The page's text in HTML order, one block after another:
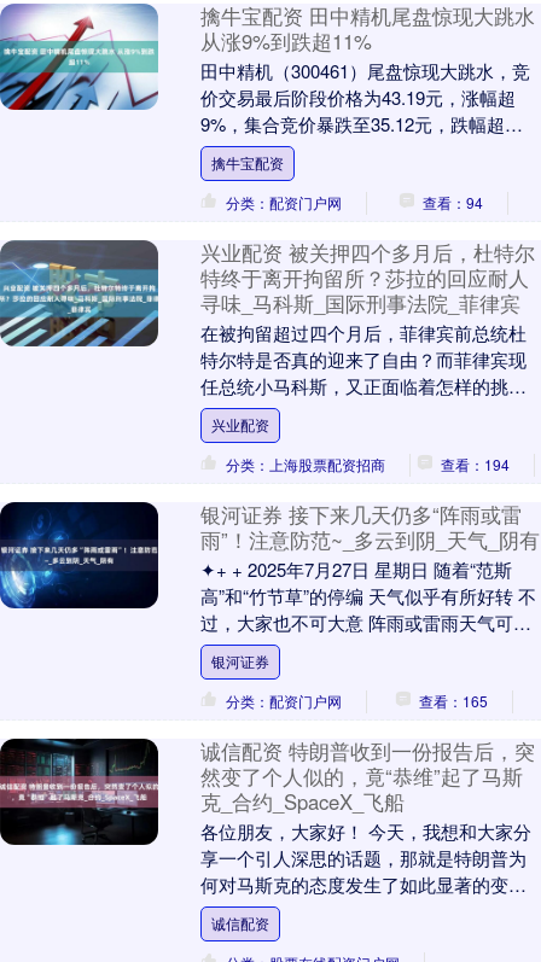
擒牛宝配资 田中精机尾盘惊现大跳水
从涨9%到跌超11%
田中精机（300461）尾盘惊现大跳水，竞
价交易最后阶段价格为43.19元，涨幅超
9%，集合竞价暴跌至35.12元，跌幅超
11%。也就是说，从竞价交易到集合竞
价....
擒牛宝配资
分类：配资门户网
查看：94
兴业配资 被关押四个多月后，杜特尔
特终于离开拘留所？莎拉的回应耐人
寻味_马科斯_国际刑事法院_菲律宾
在被拘留超过四个月后，菲律宾前总统杜
特尔特是否真的迎来了自由？而菲律宾现
任总统小马科斯，又正面临着怎样的挑战
呢？ 根据外媒的报道，杜特尔特这位已在
国际刑事法院拘....
兴业配资
分类：上海股票配资招商
查看：194
银河证券 接下来几天仍多“阵雨或雷
雨”！注意防范~_多云到阴_天气_阴有
✦+ + 2025年7月27日 星期日 随着“范斯
高”和“竹节草”的停编 天气似乎有所好转 不
过，大家也不可大意 阵雨或雷雨天气可不
会停~ 温润之州 天气趋势 ....
银河证券
分类：配资门户网
查看：165
诚信配资 特朗普收到一份报告后，突
然变了个人似的，竟“恭维”起了马斯
克_合约_SpaceX_飞船
各位朋友，大家好！ 今天，我想和大家分
享一个引人深思的话题，那就是特朗普为
何对马斯克的态度发生了如此显著的变
迁。事情的起点可以追溯到7月24日，那
天，特朗普在自....
诚信配资